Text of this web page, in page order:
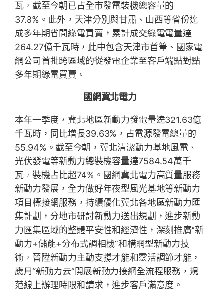
瓦，截至今朝已占全市發電裝機總容量的
37.8%。此外，天津分別與甘肅、山西等省份達
成多年期省間綠電買賣，累計成交綠電電量達
264.27億千瓦時，此中包含天津市首筆、國家電
網公司首批跨區域的從發電企業至客戶端點對點
多年期綠電買賣。
國網冀北電力
本年一季度，冀北地區新動力發電量達321.63億
千瓦時，同比增長39.63%，占電源發電總量的
55.94%。截至今朝，冀北清潔動力基地風電、
光伏發電等新動力總裝機容量達7584.54萬千
瓦，裝機占比超74%。國網冀北電力高質量服務
新動力發展，全力做好年夜型風光基地等新動力
項目標接網服務，持續優化冀北各地區新動力匯
集計劃，分地市研討新動力送出規劃，進步新動
力匯集區域的整體平安性和經濟性，深刻推廣“新
動力+儲能+分布式調相機”和構網型新動力技
術，晉陞新動力主動支撐才能和靈活調節才能，
應用“新動力云”開展新動力接網全流程服務，規
范線上辦理時限和請求，進步客戶滿意度。